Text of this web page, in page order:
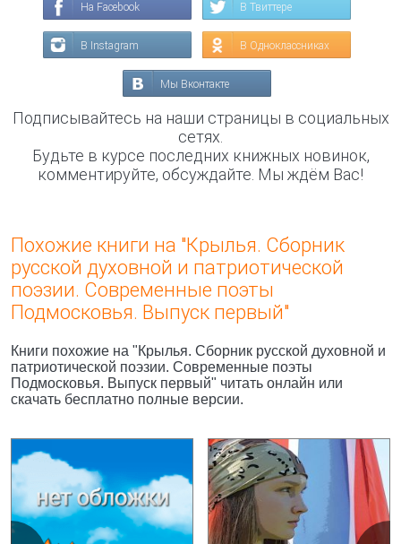
На Facebook В Твиттере
В Instagram В Одноклассниках
Мы Вконтакте
Подписывайтесь на наши страницы в социальных
сетях.
Будьте в курсе последних книжных новинок,
комментируйте, обсуждайте. Мы ждём Вас!
Похожие книги на "Крылья. Сборник
русской духовной и патриотической
поэзии. Современные поэты
Подмосковья. Выпуск первый"
Книги похожие на "Крылья. Сборник русской духовной и
патриотической поэзии. Современные поэты
Подмосковья. Выпуск первый" читать онлайн или
скачать бесплатно полные версии.